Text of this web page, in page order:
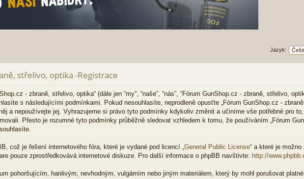
Jazyk:
střelivo, optika -Registrace
- zbraně, střelivo, optika“ (dále jen “my”, “naše”, “nás”, “Fórum GunShop.cz - zbraně, střelivo,
s následujícími podmínkami. Pokud nesouhlasíte, neprodleně opusťte „Fórum GunShop.cz -
a nepoužívejte jej. Vyhrazujeme si právo tyto podmínky kdykoliv změnit a učiníme vše potřebné pro to,
Přesto je rozumné tyto podmínky průběžně sledovat vzhledem k tomu, že používáním „Fórum
což je řešení internetového fóra, které je vydané pod licencí „General Public License“ a které je možno
pouze zprostředkovává internetové diskuze. Pro další informace o phpBB navštivte: http://
pohoršujícím, hanlivým, nevhodným, vulgárním nebo jiným materiálem, který by mohl porušovat